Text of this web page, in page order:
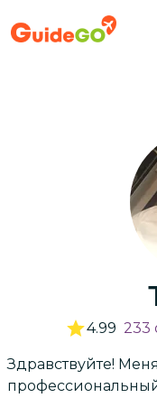
4.99 233
Здравствуйте! Меня